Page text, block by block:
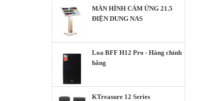
MÀN HÌNH CẢM ỨNG 21.5
ĐIỆN DUNG NAS
Loa BFF H12 Pro - Hàng chính
hãng
KTreasure 12 Series